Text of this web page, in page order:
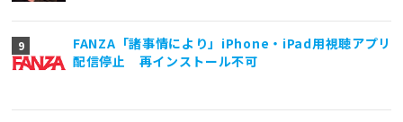
FANZA「諸事情により」iPhone・iPad用視聴アプリ
配信停止 再インストール不可